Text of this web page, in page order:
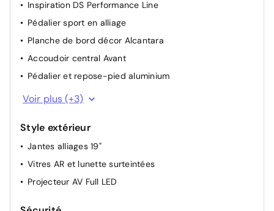
Inspiration DS Performance Line
Pédalier sport en alliage
Planche de bord décor Alcantara
Accoudoir central Avant
Pédalier et repose-pied aluminium
Rétroviseur interieur électrochrome frameless
Volant cuir
Voir plus (+3)
Style extérieur
Jantes alliages 19"
Vitres AR et lunette surteintées
Projecteur AV Full LED